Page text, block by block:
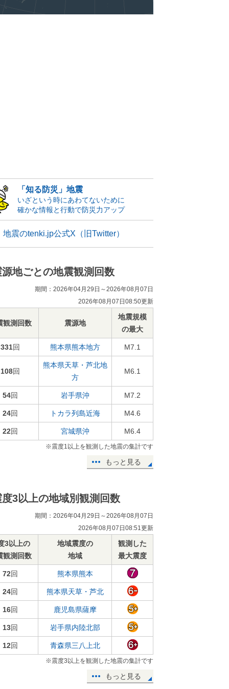
「知る防災」地震
いざという時にあわてないために
確かな情報と行動で防災力アップ
地震のtenki.jp公式X（旧Twitter）
源地ごとの地震観測回数
期間：2026年04月29日～2026年08月07日
2026年08月07日08:50更新
観測回数 震源地
地震規模
の最大
331回 熊本県熊本地方 M7.1
108回
熊本県天草・芦北地
方
M6.1
54回 岩手県沖 M7.2
24回 トカラ列島近海 M4.6
22回 宮城県沖 M6.4
※震度1以上を観測した地震の集計です
もっと見る
度3以上の地域別観測回数
期間：2026年04月29日～2026年08月07日
2026年08月07日08:51更新
3以上の
観測回数
地域震度の
地域
観測した
最大震度
72回 熊本県熊本
24回 熊本県天草・芦北
16回 鹿児島県薩摩
13回 岩手県内陸北部
12回 青森県三八上北
※震度3以上を観測した地震の集計です
もっと見る